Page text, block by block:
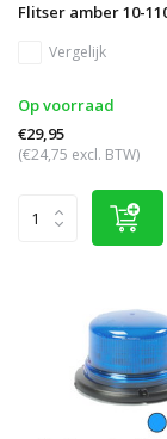
Flitser amber 10-
Vergelijk
Op voorraad
€29,95
(€24,75 excl. BTW)